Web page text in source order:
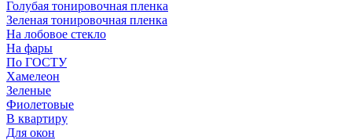
Голубая тонировочная пленка
Зеленая тонировочная пленка
На лобовое стекло
На фары
По ГОСТУ
Хамелеон
Зеленые
Фиолетовые
В квартиру
Для окон